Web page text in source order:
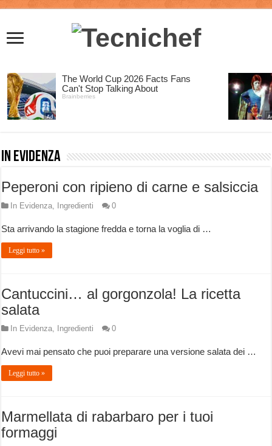
In Evidenza
Peperoni con ripieno di carne e salsiccia
In Evidenza, Ingredienti 0
Sta arrivando la stagione fredda e torna la voglia di …
Leggi tutto »
Cantuccini… al gorgonzola! La ricetta
salata
In Evidenza, Ingredienti 0
Avevi mai pensato che puoi preparare una versione salata dei …
Leggi tutto »
Marmellata di rabarbaro per i tuoi
formaggi